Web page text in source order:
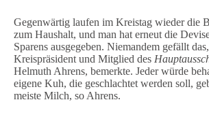
Gegenwärtig laufen im Kreistag wieder die
zum Haushalt, und man hat erneut die
Sparens ausgegeben. Niemandem gefällt
Kreispräsident und Mitglied des
Helmuth Ahrens, bemerkte. Jeder würde
eigene Kuh, die geschlachtet werden soll,
meiste Milch, so Ahrens.